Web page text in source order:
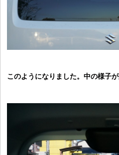
このようになりました。中の様子